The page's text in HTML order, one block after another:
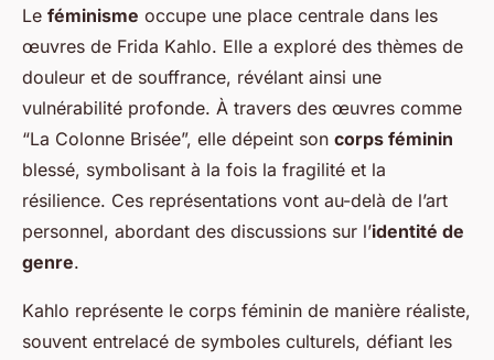
Le féminisme occupe une place centrale dans les
œuvres de Frida Kahlo. Elle a exploré des thèmes de
douleur et de souffrance, révélant ainsi une
vulnérabilité profonde. À travers des œuvres comme
“La Colonne Brisée”, elle dépeint son corps féminin
blessé, symbolisant à la fois la fragilité et la
résilience. Ces représentations vont au-delà de l’art
personnel, abordant des discussions sur l’identité de
genre.
Kahlo représente le corps féminin de manière réaliste,
souvent entrelacé de symboles culturels, défiant les